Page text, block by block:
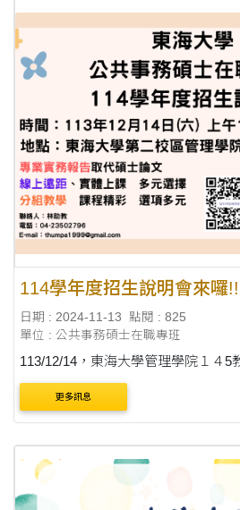
114學年度招生說明會來囉
日期 : 2024-11-13
點閱 : 825
單位 : 公共事務碩士在職專班
113/12/14，東海大學管理學院１４5
更多訊息